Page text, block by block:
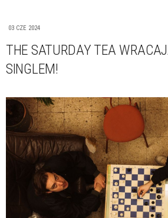
03 CZE 2024
THE SATURDAY TEA
SINGLEM!